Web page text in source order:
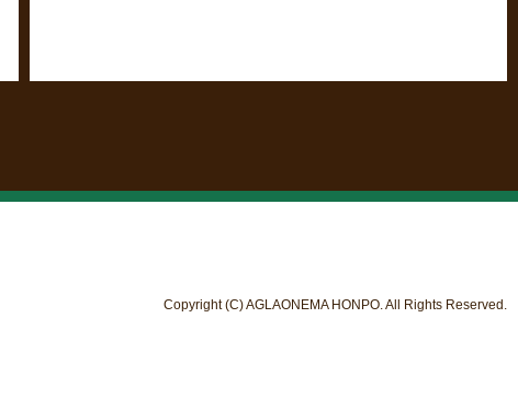
Copyright (C) AGLAONEMA HONPO. All Rights Reserved.